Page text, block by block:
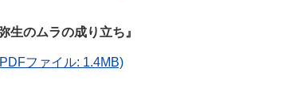
生のムラの成り立ち』
ファイル: 1.4MB)